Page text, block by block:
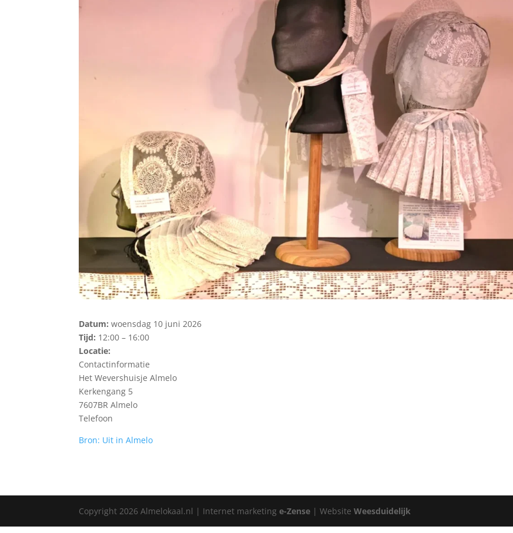
Datum: woensdag 10 juni 2026
Tijd: 12:00 – 16:00
Locatie:
Contactinformatie
Het Wevershuisje Almelo
Kerkengang 5
7607BR Almelo
Telefoon
Bron: Uit in Almelo
Copyright 2026 Almelokaal.nl | Internet marketinge-Zense | WebsiteWeesduidelijk